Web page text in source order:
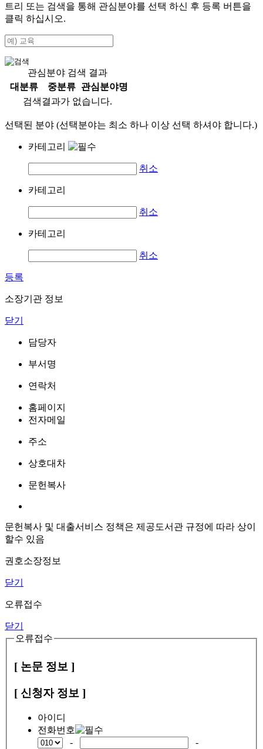
트리 또는 검색을 통해 관심분야를 선택 하신 후 등록 버튼을
클릭 하십시오.
관심분야 검색 결과
대분류
중분류
관심분야명
검색결과가 없습니다.
선택된 분야 (선택분야는 최소 하나 이상 선택 하셔야 합니다.)
카테고리
취소
카테고리
취소
카테고리
취소
등록
소장기관 정보
닫기
담당자
부서명
연락처
홈페이지
전자메일
주소
상호대차
문헌복사
문헌복사 및 대출서비스 정책은 제공도서관 규정에 따라 상이
할수 있음
권호소장정보
닫기
오류접수
닫기
오류접수
[ 논문 정보 ]
[ 신청자 정보 ]
아이디
전화번호
-
-